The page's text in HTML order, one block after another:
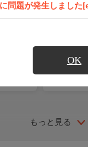
問題が発生しました
OK
ルプラネット
もっと見る
ー登録 ア